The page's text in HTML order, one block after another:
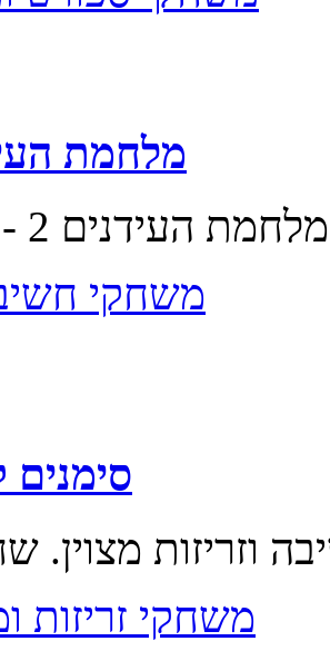
מלחמת
משחקי
סימנים
משחקי זריזות